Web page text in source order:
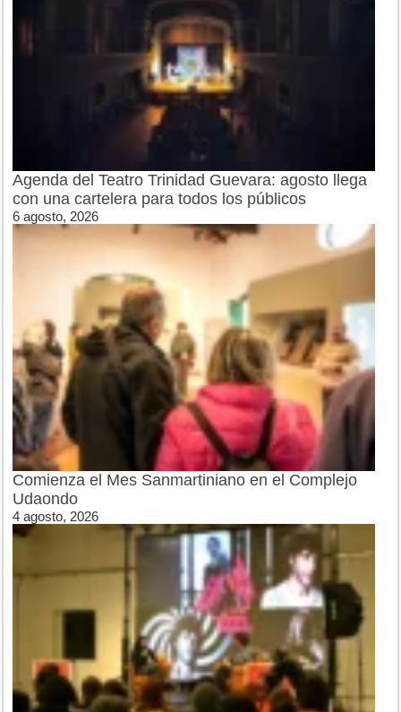
Agenda del Teatro Trinidad Guevara: agosto llega
con una cartelera para todos los públicos
6 agosto, 2026
Comienza el Mes Sanmartiniano en el Complejo
Udaondo
4 agosto, 2026